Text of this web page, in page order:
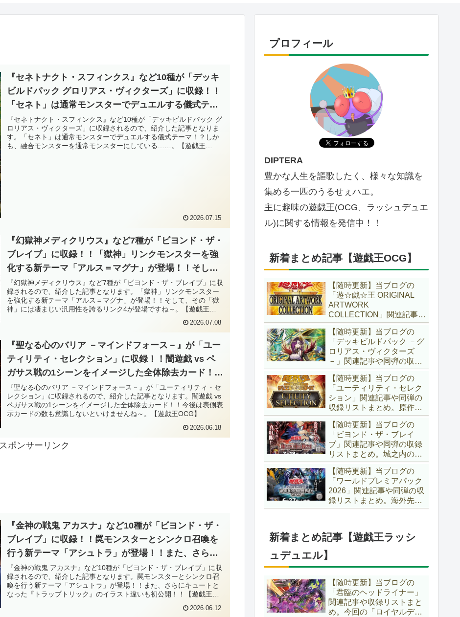
『セネトナクト・スフィンクス』など10種が「デッキ
ビルドパック グロリアス・ヴィクターズ」に収録！！
「セネト」は通常モンスターでデュエルする儀式テー
マ！？しかも、融合モンスターを通常モンスターにし
ている……。【遊戯王OCG】
『セネトナクト・スフィンクス』など10種が「デッキビルドパック グ
ロリアス・ヴィクターズ」に収録されるので、紹介した記事となりま
す。「セネト」は通常モンスターでデュエルする儀式テーマ！？しか
も、融合モンスターを通常モンスターにしている……。【遊戯王
2026.07.15
『幻獄神メディクリウス』など7種が「ビヨンド・ザ・
ブレイブ」に収録！！「獄神」リンクモンスターを強
化する新テーマ「アルス＝マグナ」が登場！！そし
て、その「獄神」には凄まじい汎用性を誇るリンク4が
登場ですね～。【遊戯王OCG】
『幻獄神メディクリウス』など7種が「ビヨンド・ザ・ブレイブ」に収
録されるので、紹介した記事となります。「獄神」リンクモンスター
を強化する新テーマ「アルス＝マグナ」が登場！！そして、その「獄
神」には凄まじい汎用性を誇るリンク4が登場ですね～。【遊戯王
2026.07.08
『聖なる心のバリア －マインドフォース－』が「ユー
ティリティ・セレクション」に収録！！闇遊戯 vs ペ
ガサス戦の1シーンをイメージした全体除去カード！！
今後は表側表示カードの数も意識しないといけません
ね～。【遊戯王OCG】
『聖なる心のバリア －マインドフォース－』が「ユーティリティ・セ
レクション」に収録されるので、紹介した記事となります。闇遊戯 vs
ペガサス戦の1シーンをイメージした全体除去カード！！今後は表側表
示カードの数も意識しないといけませんね～。【遊戯王OCG】
2026.06.18
スポンサーリンク
『金神の戦鬼 アカスナ』など10種が「ビヨンド・ザ・
ブレイブ」に収録！！罠モンスターとシンクロ召喚を
行う新テーマ「アシュトラ」が登場！！また、さらに
キュートとなった『トラップトリック』のイラスト違
いも初公開！！【遊戯王OCG】
『金神の戦鬼 アカスナ』など10種が「ビヨンド・ザ・ブレイブ」に収
録されるので、紹介した記事となります。罠モンスターとシンクロ召
喚を行う新テーマ「アシュトラ」が登場！！また、さらにキュートと
なった『トラップトリック』のイラスト違いも初公開！！【遊戯王
2026.06.12
プロフィール
DIPTERA
豊かな人生を謳歌したく、様々な知識を
集める一匹のうるせぇハエ。
主に趣味の遊戯王(OCG、ラッシュデュエ
ル)に関する情報を発信中！！
新着まとめ記事【遊戯王OCG】
【随時更新】当ブログの
「遊☆戯☆王 ORIGINAL
ARTWORK
COLLECTION」関連記事や
同弾の収録リストまとめ。
マンガスタイルとオーバー
フレームに焦点を当てた新
商品！！また、原作のモン
スターもリメイクされてい
ます！！【遊戯王OCG】
【随時更新】当ブログの
「デッキビルドパック －グ
ロリアス・ヴィクターズ
－」関連記事や同弾の収録
リストまとめ。効果を持た
ない古のモンスターを使役
する儀式テーマ「セネト」
に加え、「レイズ・ムー
ン」や「異解△」も登
場！！【遊戯王OCG】
【随時更新】当ブログの
「ユーティリティ・セレク
ション」関連記事や同弾の
収録リストまとめ。原作の
名シーンや懐かしの人気モ
ンスターをイメージした新
規カードが多数登場！！ま
た、「ドミナス」などの豪
華再録にも注目ですね～。
【遊戯王OCG】
【随時更新】当ブログの
「ビヨンド・ザ・ブレイ
ブ」関連記事や同弾の収録
リストまとめ。城之内のカ
ードたちが『時の黒魔術
師』関連となってリメイ
ク！！さらに、「Ｄ－ＨＥ
ＲＯ」の『幽獄の時計塔』
も待望のリメイクです！！
【随時更新】当ブログの
「ワールドプレミアパック
2026」関連記事や同弾の収
録リストまとめ。海外先行
カードが例年より早く来
ージした『リビングデッド
の呼び声』関連に注目が集
新着まとめ記事【遊戯王ラッシ
ュデュエル】
【随時更新】当ブログの
「君臨のヘッドライナー」
関連記事や収録リストまと
め。今回の「ロイヤルデモ